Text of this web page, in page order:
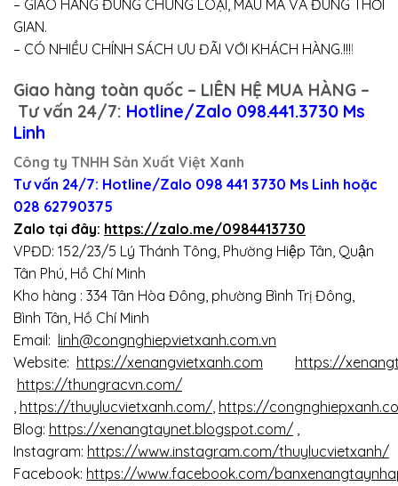
– GIAO HÀNG ĐÚNG CHỦNG LOẠI, MẪU MÃ VÀ ĐÚNG THỜI
GIAN.
– CÓ NHIỀU CHÍNH SÁCH ƯU ĐÃI VỚI KHÁCH HÀNG.!!!!
Giao hàng toàn quốc – LIÊN HỆ MUA HÀNG –
Tư vấn 24/7: Hotline/Zalo 098.441.3730 Ms
Linh
Công ty TNHH Sản Xuất Việt Xanh
Tư vấn 24/7: Hotline/Zalo 098 441 3730 Ms Linh hoặc
028 62790375
Zalo tại đây: https://zalo.me/0984413730
VPĐD: 152/23/5 Lý Thánh Tông, Phường Hiệp Tân, Quận
Tân Phú, Hồ Chí Minh
Kho hàng : 334 Tân Hòa Đông, phường Bình Trị Đông,
Bình Tân, Hồ Chí Minh
Email: linh@congnghiepvietxanh.com.vn
Website: https://xenangvietxanh.com
https://
https://thungracvn.com/
, https://thuylucvietxanh.com/, https://
Blog: https://xenangtaynet.blogspot.com/ ,
Instagram: https://www.instagram.com/thuylucvietxanh/
Facebook: https://www.facebook.com/